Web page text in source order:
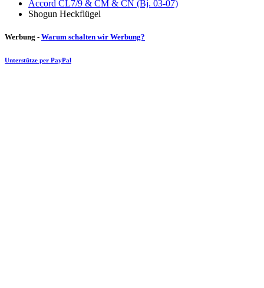
Accord CL7/9 & CM & CN (Bj. 03-07)
Shogun Heckflügel
Werbung - Warum schalten wir Werbung?
Unterstütze per PayPal